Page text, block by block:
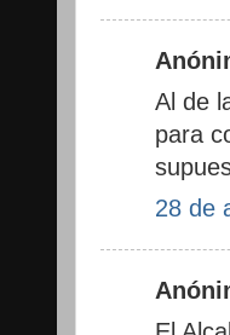
Al de
para
28 de